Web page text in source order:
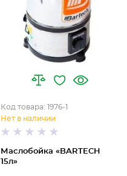
Маслобойка «BARTECH
15л»
Код товара: 1976-1
Нет в наличии